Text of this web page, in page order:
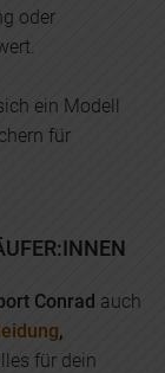
oder
ein Modell
für
Conrad auch
,
für dein